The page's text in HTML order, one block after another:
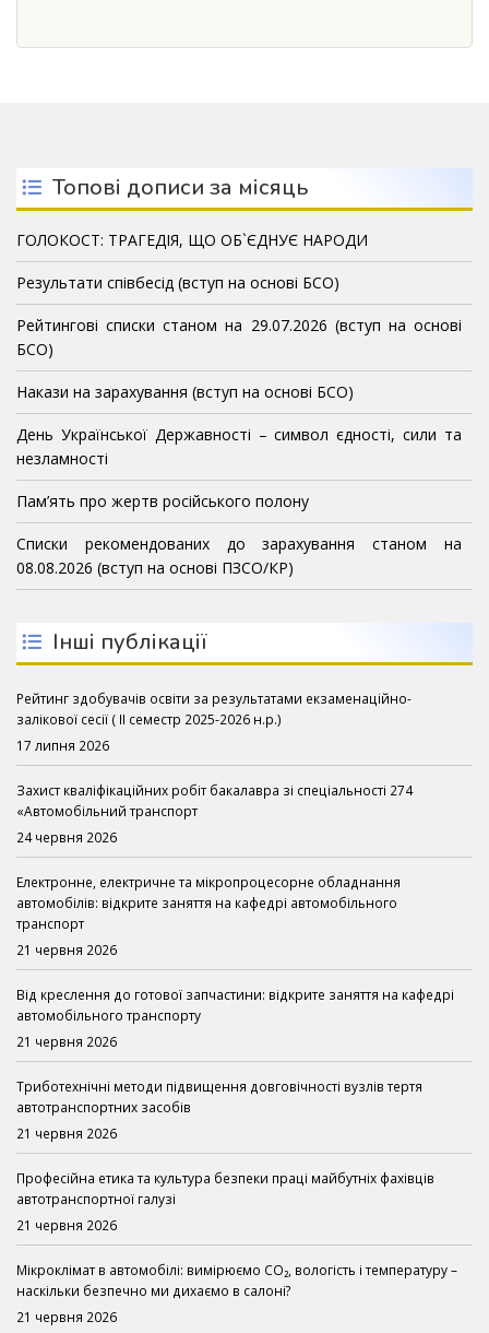
Топові дописи за місяць
ГОЛОКОСТ: ТРАГЕДІЯ, ЩО ОБ`ЄДНУЄ НАРОДИ
Результати співбесід (вступ на основі БСО)
Рейтингові списки станом на 29.07.2026 (вступ на основі
БСО)
Накази на зарахування (вступ на основі БСО)
День Української Державності – символ єдності, сили та
незламності
Пам’ять про жертв російського полону
Списки рекомендованих до зарахування станом на
08.08.2026 (вступ на основі ПЗСО/КР)
Інші публікації
Рейтинг здобувачів освіти за результатами екзаменаційно-
залікової сесії ( ІІ семестр 2025-2026 н.р.)
17 липня 2026
Захист кваліфікаційних робіт бакалавра зі спеціальності 274
«Автомобільний транспорт
24 червня 2026
Електронне, електричне та мікропроцесорне обладнання
автомобілів: відкрите заняття на кафедрі автомобільного
транспорт
21 червня 2026
Від креслення до готової запчастини: відкрите заняття на кафедрі
автомобільного транспорту
21 червня 2026
Триботехнічні методи підвищення довговічності вузлів тертя
автотранспортних засобів
21 червня 2026
Професійна етика та культура безпеки праці майбутніх фахівців
автотранспортної галузі
21 червня 2026
Мікроклімат в автомобілі: вимірюємо CO₂, вологість і температуру –
наскільки безпечно ми дихаємо в салоні?
21 червня 2026